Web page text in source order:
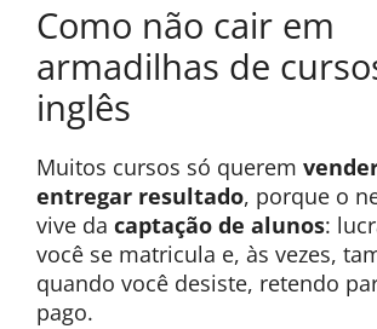
Como não cair em
armadilhas de
inglês
Muitos cursos só querem
entregar resultado, porque o
vive da captação de alunos:
você se matricula e, às vezes,
quando você desiste, retendo
pago.